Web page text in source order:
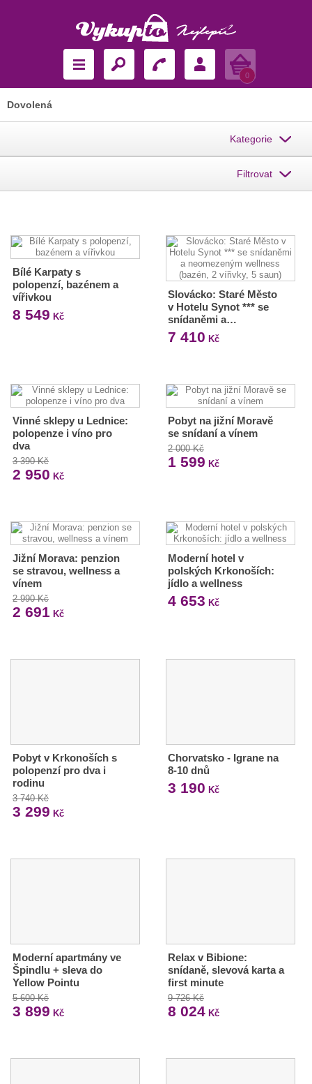
Košík
0
Dovolená
Kategorie
Filtrovat
Bílé Karpaty s
polopenzí, bazénem a
vířivkou
8 549 Kč
Slovácko: Staré Město
v Hotelu Synot *** se
snídaněmi a…
7 410 Kč
Vinné sklepy u Lednice:
polopenze i víno pro
dva
3 390 Kč
2 950 Kč
Pobyt na jižní Moravě
se snídaní a vínem
2 000 Kč
1 599 Kč
Jižní Morava: penzion
se stravou, wellness a
vínem
2 990 Kč
2 691 Kč
Moderní hotel v
polských Krkonoších:
jídlo a wellness
4 653 Kč
Pobyt v Krkonoších s
polopenzí pro dva i
rodinu
3 740 Kč
3 299 Kč
Chorvatsko - Igrane na
8-10 dnů
3 190 Kč
Moderní apartmány ve
Špindlu + sleva do
Yellow Pointu
5 600 Kč
3 899 Kč
Relax v Bibione:
snídaně, slevová karta a
first minute
9 726 Kč
8 024Kč